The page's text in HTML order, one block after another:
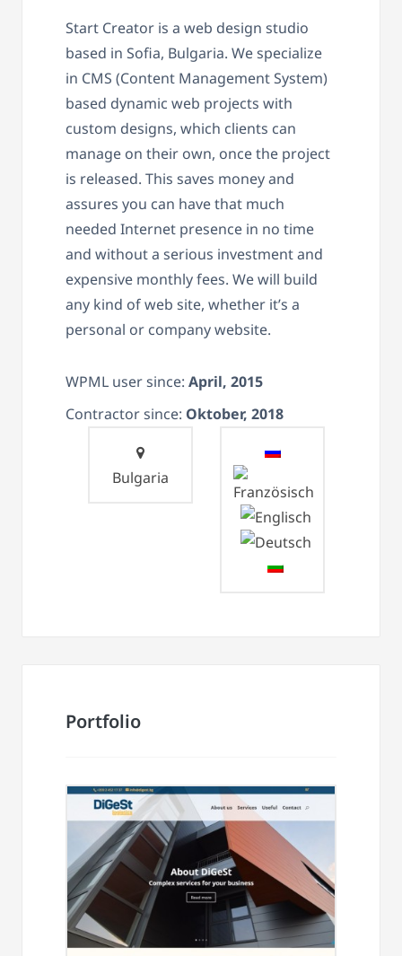
Start Creator is a web design studio
based in Sofia, Bulgaria. We specialize
in CMS (Content Management System)
based dynamic web projects with
custom designs, which clients can
manage on their own, once the project
is released. This saves money and
assures you can have that much
needed Internet presence in no time
and without a serious investment and
expensive monthly fees. We will build
any kind of web site, whether it’s a
personal or company website.
WPML user since: April, 2015
Contractor since: Oktober, 2018
Bulgaria
Portfolio